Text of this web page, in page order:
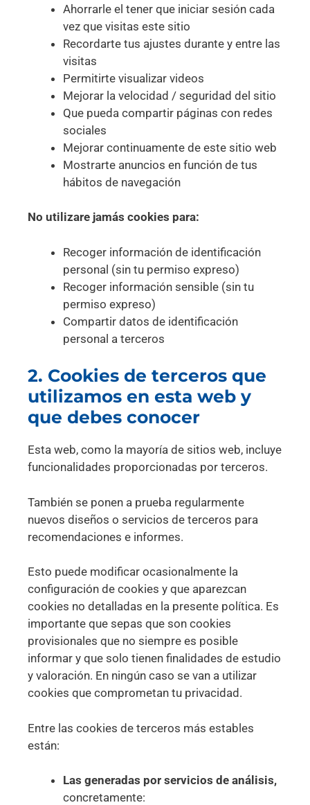
Ahorrarle el tener que iniciar sesión cada
vez que visitas este sitio
Recordarte tus ajustes durante y entre las
visitas
Permitirte visualizar videos
Mejorar la velocidad / seguridad del sitio
Que pueda compartir páginas con redes
sociales
Mejorar continuamente de este sitio web
Mostrarte anuncios en función de tus
hábitos de navegación
No utilizare jamás cookies para:
Recoger información de identificación
personal (sin tu permiso expreso)
Recoger información sensible (sin tu
permiso expreso)
Compartir datos de identificación
personal a terceros
2. Cookies de terceros que
utilizamos en esta web y
que debes conocer
Esta web, como la mayoría de sitios web, incluye
funcionalidades proporcionadas por terceros.
También se ponen a prueba regularmente
nuevos diseños o servicios de terceros para
recomendaciones e informes.
Esto puede modificar ocasionalmente la
configuración de cookies y que aparezcan
cookies no detalladas en la presente política. Es
importante que sepas que son cookies
provisionales que no siempre es posible
informar y que solo tienen finalidades de estudio
y valoración. En ningún caso se van a utilizar
cookies que comprometan tu privacidad.
Entre las cookies de terceros más estables
están:
Las generadas por servicios de análisis,
concretamente: